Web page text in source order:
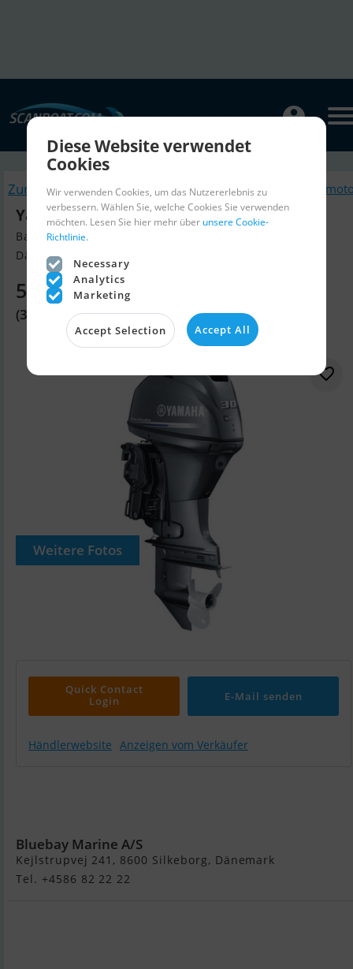
Zurück Ähnliche
Yamaha 30 HK 4-Takt Påhængsmotor
Baujahr 2026, Bootsmotor Verkaufen
Dänemark
5.360 EUR
(39.999 DKK)
Weitere Fotos
Quick Contact
Login
E-Mail senden
Händlerwebsite Anzeigen vom Verkäufer
Bluebay Marine A/S
Kejlstrupvej 241, 8600 Silkeborg, Dänemark
Tel. +4586 82 22 22
Diese Website verwendet
Cookies
Wir verwenden Cookies, um das Nutzererlebnis zu
verbessern. Wählen Sie, welche Cookies Sie verwenden
möchten. Lesen Sie hier mehr über unsere Cookie-
Richtlinie.
Necessary
Analytics
Marketing
Accept Selection Accept All